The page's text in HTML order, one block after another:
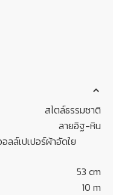
สไตล์ธรรมชาติ
ลายอิฐ-หิน
ลล์เปเปอร์ผ้าอัดใย
53 cm
10 m